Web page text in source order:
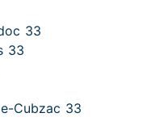
33
33
Cubzac 33